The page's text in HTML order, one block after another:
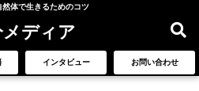
然体で生きるためのコツ
メディア
インタビュー お問い合わせ